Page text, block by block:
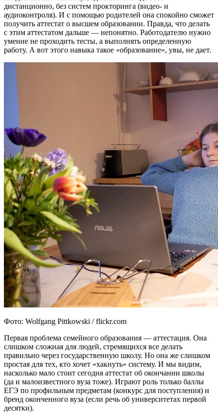
дистанционно, без систем прокторинга (видео- и
аудиоконтроля). И с помощью родителей она спокойно сможет
получить аттестат о высшем образовании. Правда, что делать
с этим аттестатом дальше — непонятно. Работодателю нужно
умение не проходить тесты, а выполнять определенную
работу. А вот этого навыка такое «образование», увы, не дает.
Фото: Wolfgang Pittkowski / flickr.com
Первая проблема семейного образования — аттестация. Она
слишком сложная для людей, стремящихся все делать
правильно через государственную школу. Но она же слишком
простая для тех, кто хочет «хакнуть» систему. И мы видим,
насколько мало стоит сегодня аттестат об окончании школы
(да и малоизвестного вуза тоже). Играют роль только баллы
ЕГЭ по профильным предметам (конкурс для поступления) и
бренд оконченного вуза (если речь об университетах первой
десятки).